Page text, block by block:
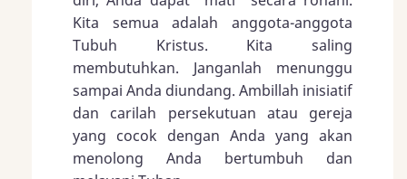
Kita semua adalah anggota-anggota
Tubuh Kristus. Kita saling
membutuhkan. Janganlah menunggu
sampai Anda diundang. Ambillah inisiatif
dan carilah persekutuan atau gereja
yang cocok dengan Anda yang akan
menolong Anda bertumbuh dan